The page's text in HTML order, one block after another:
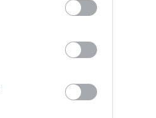
Πώς να αποφύγεις το